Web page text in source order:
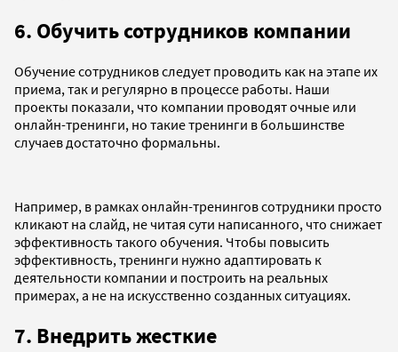
6. Обучить сотрудников компании
Обучение сотрудников следует проводить как на этапе их
приема, так и регулярно в процессе работы. Наши
проекты показали, что компании проводят очные или
онлайн-тренинги, но такие тренинги в большинстве
случаев достаточно формальны.
Например, в рамках онлайн-тренингов сотрудники просто
кликают на слайд, не читая сути написанного, что снижает
эффективность такого обучения. Чтобы повысить
эффективность, тренинги нужно адаптировать к
деятельности компании и построить на реальных
примерах, а не на искусственно созданных ситуациях.
7. Внедрить жесткие